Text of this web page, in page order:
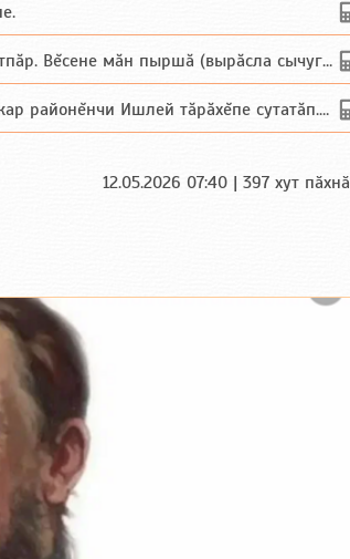
Вĕсене мăн пыршă (вырăсла сычуг) ...
Ишлей тăрăхĕпе сутатăп. Ха...
12.05.2026 07:40 | 397 хут пӑхнӑ